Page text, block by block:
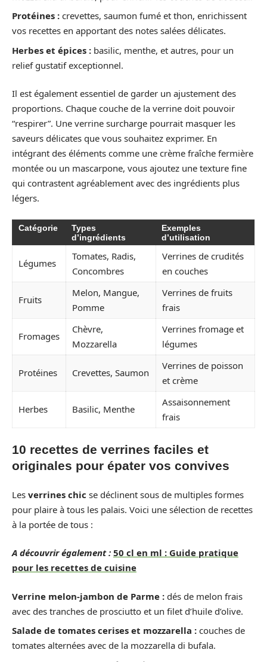
Protéines : crevettes, saumon fumé et thon, enrichissent
vos recettes en apportant des notes salées délicates.
Herbes et épices : basilic, menthe, et autres, pour un
relief gustatif exceptionnel.
Il est également essentiel de garder un ajustement des
proportions. Chaque couche de la verrine doit pouvoir
“respirer”. Une verrine surcharge pourrait masquer les
saveurs délicates que vous souhaitez exprimer. En
intégrant des éléments comme une crème fraîche fermière
montée ou un mascarpone, vous ajoutez une texture fine
qui contrastent agréablement avec des ingrédients plus
légers.
Catégorie
Types
d’ingrédients
Exemples
d’utilisation
Légumes
Tomates, Radis,
Concombres
Verrines de crudités
en couches
Fruits
Melon, Mangue,
Pomme
Verrines de fruits
frais
Fromages
Chèvre,
Mozzarella
Verrines fromage et
légumes
Protéines Crevettes, Saumon
Verrines de poisson
et crème
Herbes Basilic, Menthe
Assaisonnement
frais
10 recettes de verrines faciles et
originales pour épater vos convives
Les verrines chic se déclinent sous de multiples formes
pour plaire à tous les palais. Voici une sélection de recettes
à la portée de tous :
A découvrir également : 50 cl en ml : Guide pratique
pour les recettes de cuisine
Verrine melon-jambon de Parme : dés de melon frais
avec des tranches de prosciutto et un filet d’huile d’olive.
Salade de tomates cerises et mozzarella : couches de
tomates alternées avec de la mozzarella di bufala.